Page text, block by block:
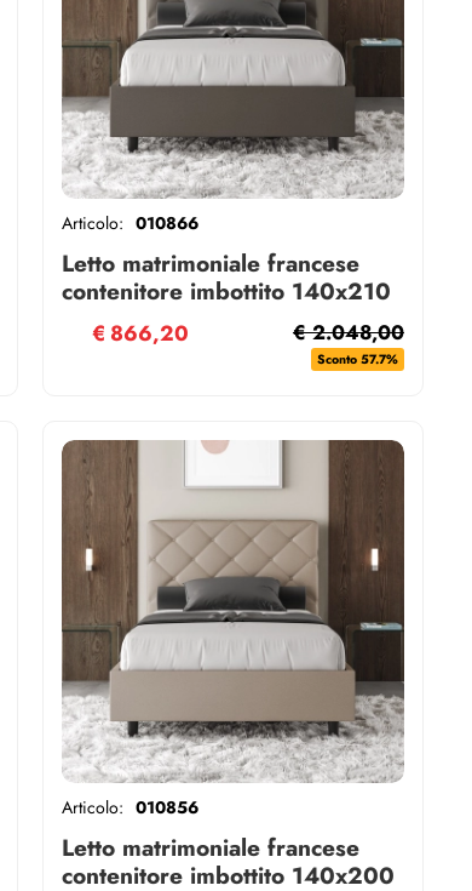
Letto matrimoniale francese
contenitore imbottito 140x210
similpelle cappuccino Priya
Articolo: 010866
€ 2.048,00
Sconto 57.7%
€ 866,20
Letto matrimoniale francese
contenitore imbottito 140x200
Articolo: 010856